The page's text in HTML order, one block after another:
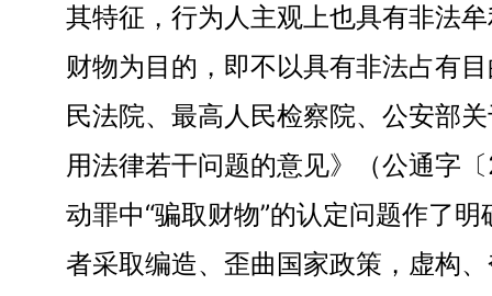
其特征，行为人主观上也具有非法
财物为目的，即不以具有非法占有
民法院、最高人民检察院、公安部
用法律若干问题的意见》（公通字
动罪中“骗取财物”的认定问题作了
者采取编造、歪曲国家政策，虚构